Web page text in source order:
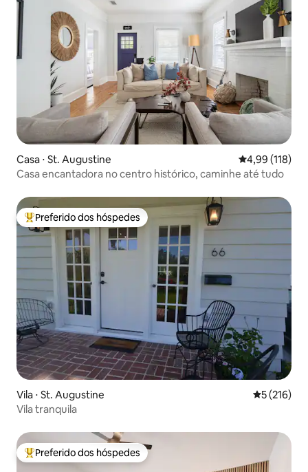
Casa ⋅ St. Augustine 4,99 de uma
4,99 (118)
Casa encantadora no centro histórico, caminhe até tudo
Entre os melhores preferidos dos hóspedes
Preferido dos hóspedes
Vila ⋅ St. Augustine 5 de uma
5 (216)
Vila tranquila
Entre os melhores preferidos dos hóspedes
Preferido dos hóspedes